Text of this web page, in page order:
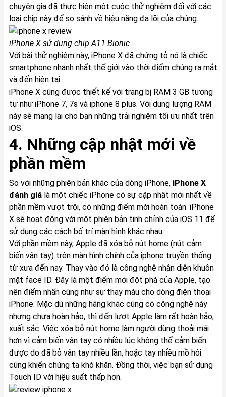
chuyên gia đã thực hiện một cuộc thử nghiệm đối với các
loại chip này để so sánh về hiệu năng đa lõi của chúng.
iPhone Xsử dụng chip A11 Bionic
Với bài thử nghiệm này,iPhone X đã chứng tỏ nó là chiếc
smartphone nhanh nhất thế giới vào thời điểm chúng ra mắt
và đến hiện tại.
iPhone Xcũng được thiết kế với trang bị RAM 3 GB tương
tự như iPhone 7, 7s và iphone 8 plus. Với dung lượng RAM
này sẽ mang lại cho bạn những trải nghiệm tối ưu nhất trên
iOS.
4. Những cập nhật mới về
phần mềm
So với những phiên bản khác của dòng iPhone, iPhone X
đánh giálà một chiếc iPhone có sự cập nhật mới nhất về
phần mềm vượt trội, có những điểm mới hoàn toàn. iPhone
Xsẽ hoạt động với một phiên bản tinh chỉnh của iOS 11 để
sử dụng các cách bố trí màn hình khác nhau.
Với phần mềm này, Apple đã xóa bỏ nút home (nút cảm
biến vân tay) trên màn hình chính của iphone truyền thống
từ xưa đến nay. Thay vào đó là công nghệ nhận diện khuôn
mặt face ID. Đây là một điểm mới đột phá của Apple, tạo
nên điểm nhấn cũng như sự thay máu cho dòng điện thoại
iPhone. Mặc dù những hãng khác cũng có công nghệ này
nhưng chưa hoàn hảo, thì đến lượt Apple làm rất hoàn hảo,
xuất sắc. Việc xóa bỏ nút home làm người dùng thoải mái
hơn vì cảm biến vân tay có nhiều lúc không thể cảm biến
được do đã bỏ vân tay nhiều lần, hoặc tay nhiều mồ hôi
cũng khiến chúng ta khó khăn. Đồng thời, việc bạn sử dụng
Touch ID với hiệu suất thấp hơn.